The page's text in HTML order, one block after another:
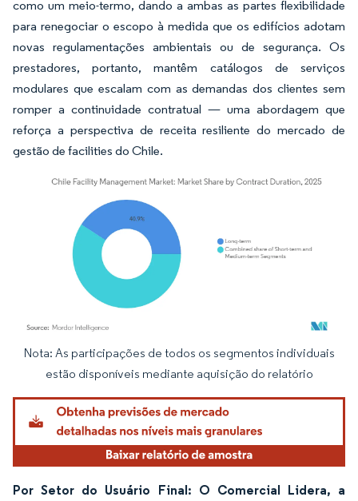
como um meio-termo, dando a ambas as partes flexibilidade
para renegociar o escopo à medida que os edifícios adotam
novas regulamentações ambientais ou de segurança. Os
prestadores, portanto, mantêm catálogos de serviços
modulares que escalam com as demandas dos clientes sem
romper a continuidade contratual — uma abordagem que
reforça a perspectiva de receita resiliente do mercado de
gestão de facilities do Chile.
Imagem © Mordor Intelligence. O reuso requer atribuição conforme CC BY 4.0.
Nota: As participações de todos os segmentos individuais
estão disponíveis mediante aquisição do relatório
Por Setor do Usuário Final: O Comercial Lidera, a